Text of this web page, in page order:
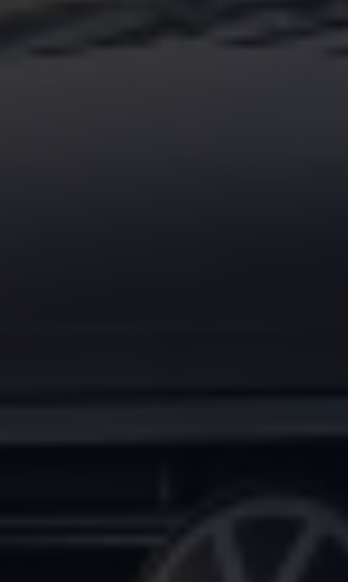
Digitale Betriebsanleitung
Live Beratung